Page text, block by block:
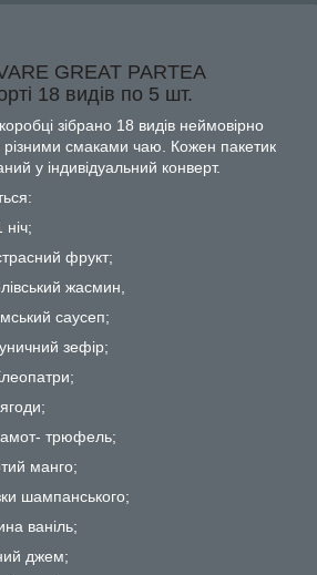
GREAT PARTEA
18 видів по 5 шт.
зібрано 18 видів неймовірно
різними смаками чаю. Кожен пакетик
у індивідуальний конверт.
фрукт;
жасмин,
саусеп;
зефір;
трюфель;
манго;
шампанського;
ваніль;
джем;